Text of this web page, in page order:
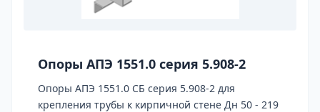
Опоры АПЭ 1551.0 серия 5.908-2
Опоры АПЭ 1551.0 СБ серия 5.908-2 для
крепления трубы к кирпичной стене Дн 50 - 219